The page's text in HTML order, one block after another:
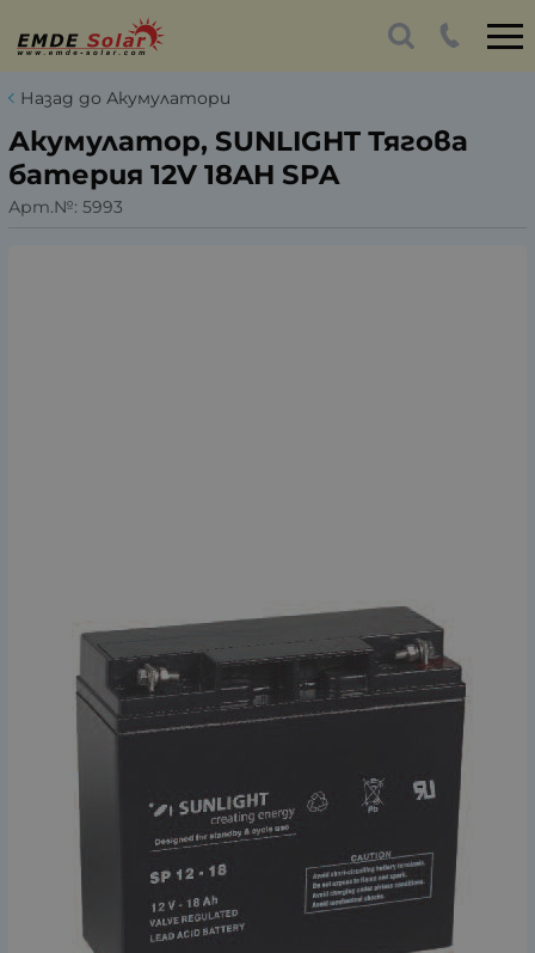
Назад до Акумулатори
Акумулатор, SUNLIGHT Тягова
батерия 12V 18AH SPA
Арт.№: 5993